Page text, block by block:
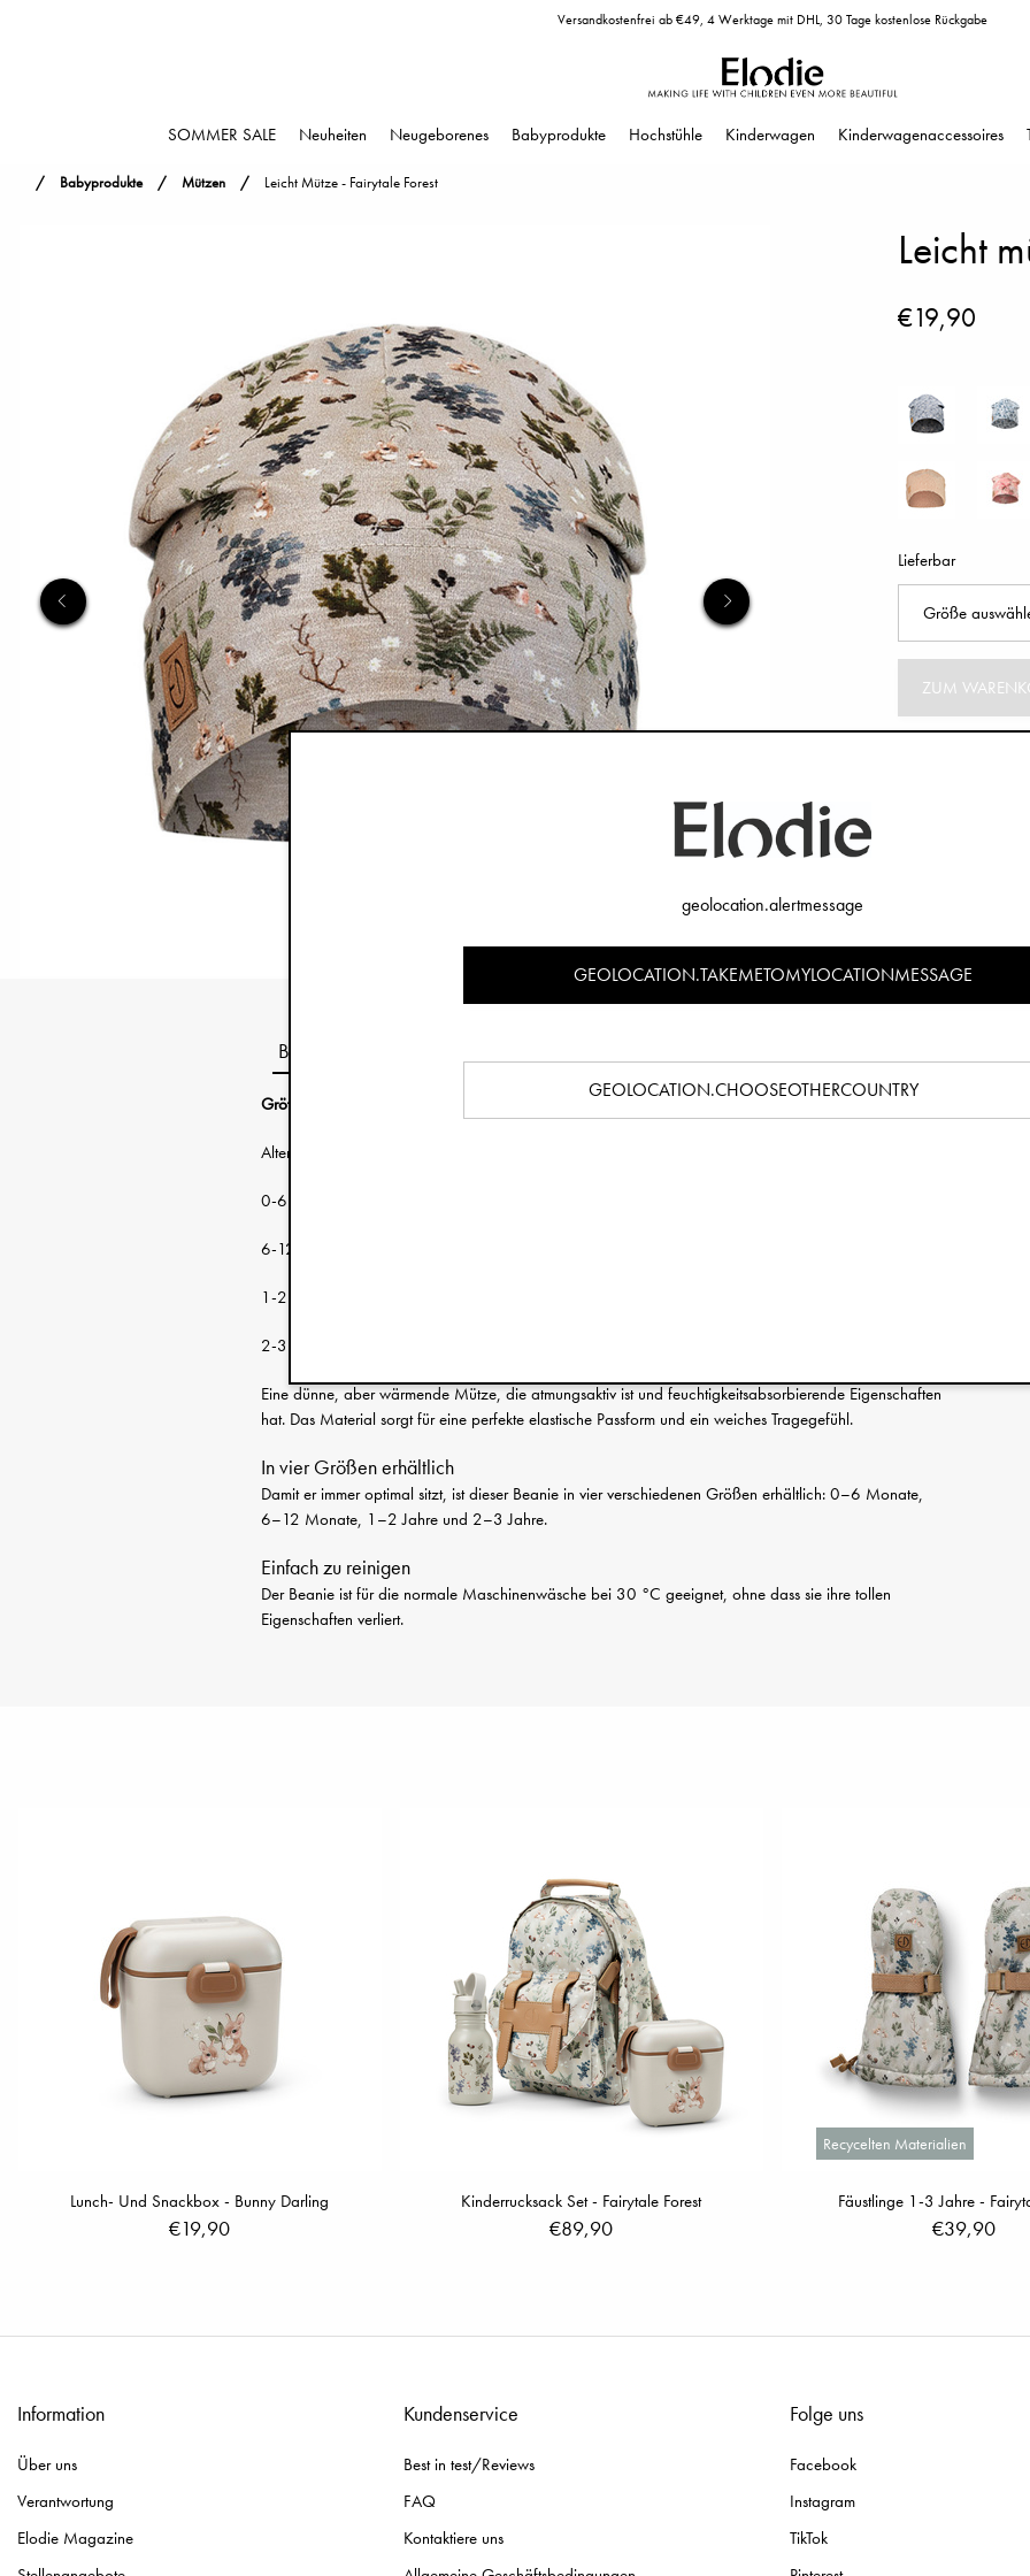
Versandkostenfrei ab €49, 4 Werktage mit DHL, 30 Tage kostenlose Rückgabe
SOMMER SALE Neuheiten Neugeborenes Babyprodukte Hochstühle Kinderwagen Kinderwagenaccessoires
Babyprodukte Mützen Leicht Mütze - Fairytale Forest
Leicht
€19,90
Lieferbar
ZUM
Beschreibung
Größentabelle
Alter: Kopfumfang:
0-6 Monate 38-46 cm
6-12 Monate 46-48 cm
1-2 Jahre 48-50 cm
2-3 Jahre 50-53 cm
Eine dünne, aber wärmende Mütze, die atmungsaktiv ist und feuchtigkeitsabsorbierende Eigenschaften
hat. Das Material sorgt für eine perfekte elastische Passform und ein weiches Tragegefühl.
In vier Größen erhältlich
Damit er immer optimal sitzt, ist dieser Beanie in vier verschiedenen Größen erhältlich: 0–6 Monate,
6–12 Monate, 1–2 Jahre und 2–3 Jahre.
Einfach zu reinigen
Der Beanie ist für die normale Maschinenwäsche bei 30 °C geeignet, ohne dass sie ihre tollen
Eigenschaften verliert.
Lunch- Und Snackbox - Bunny Darling
€19,90
Kinderrucksack Set - Fairytale Forest
€89,90
Recycelten Materialien
Fäustlinge 1-3 Jahre -
€39,90
Information
Über uns
Verantwortung
Elodie Magazine
Kundenservice
Best in test/Reviews
FAQ
Kontaktiere uns
Folge uns
Facebook
Instagram
TikTok
geolocation.alertmessage
GEOLOCATION.TAKEMETOMYLOCATIONMESSAGE
GEOLOCATION.CHOOSEOTHERCOUNTRY